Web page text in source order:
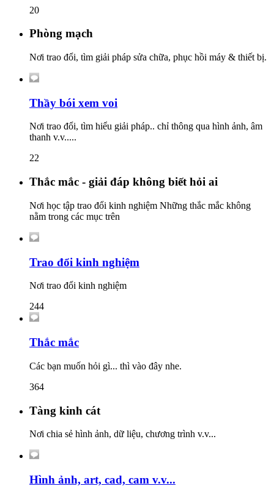
20
Phòng mạch
Nơi trao đổi, tìm giải pháp sửa chữa, phục hồi máy & thiết bị.
Thầy bói xem voi
Nơi trao đổi, tìm hiểu giải pháp.. chỉ thông qua hình ảnh, âm
thanh v.v.....
22
Thắc mắc - giải đáp không biết hỏi ai
Nơi học tập trao đổi kinh nghiệm Những thắc mắc không
nằm trong các mục trên
Trao đổi kinh nghiệm
Nơi trao đổi kinh nghiệm
244
Thắc mắc
Các bạn muốn hỏi gì... thì vào đây nhe.
364
Tàng kinh cát
Nơi chia sẻ hình ảnh, dữ liệu, chương trình v.v...
Hình ảnh, art, cad, cam v.v...